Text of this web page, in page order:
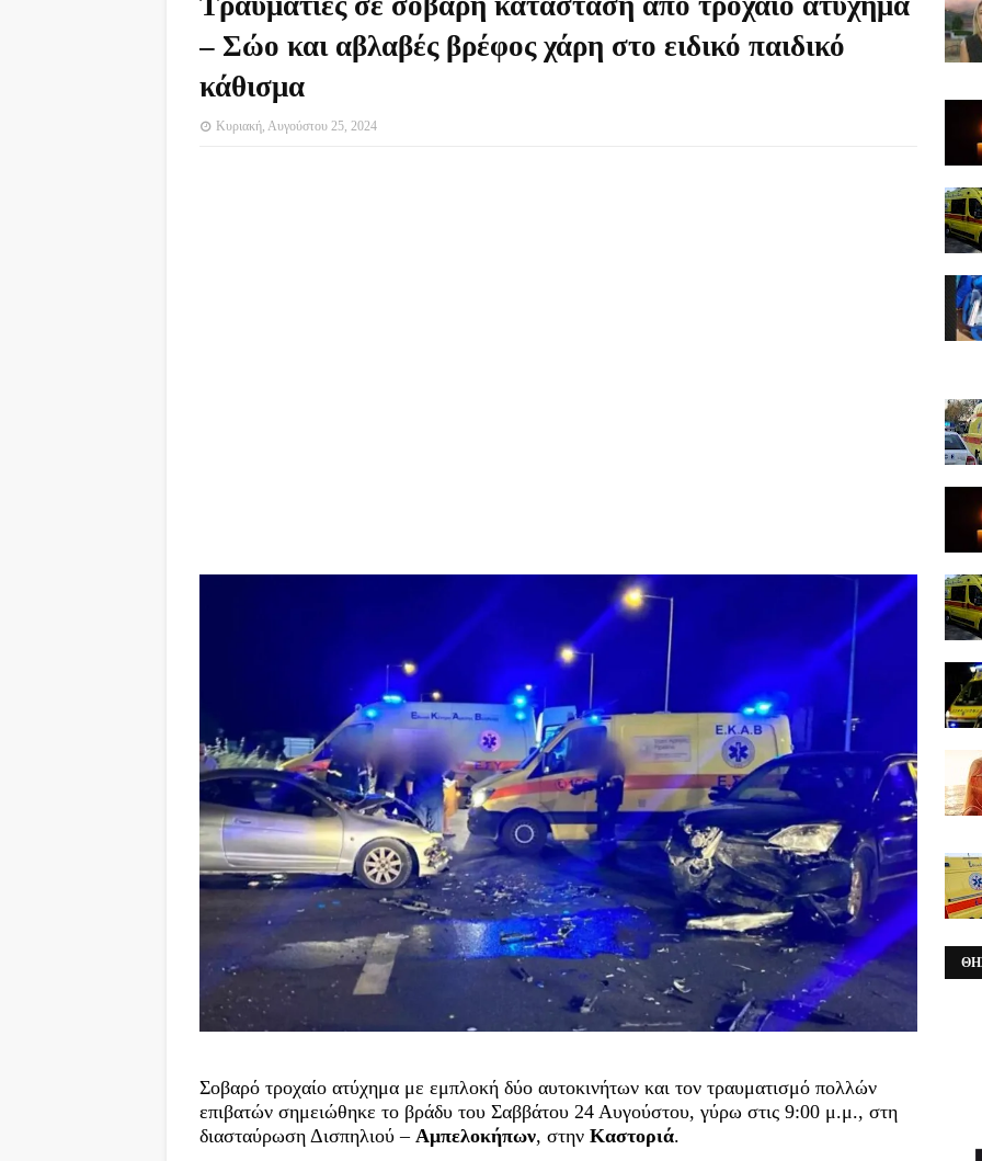
– Σώο και αβλαβές βρέφος χάρη στο ειδικό παιδικό
κάθισμα
Κυριακή, Αυγούστου 25, 2024
Σοβαρό τροχαίο ατύχημα με εμπλοκή δύο αυτοκινήτων και τον τραυματισμό πολλών
επιβατών σημειώθηκε το βράδυ του Σαββάτου 24 Αυγούστου, γύρω στις 9:00 μ.μ., στη
διασταύρωση Δισπηλιού – Αμπελοκήπων, στην Καστοριά.